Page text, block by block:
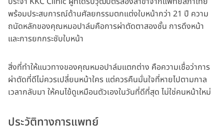
พร้อมประสบการณ์ด้านศัลยกรรมตกแต่งใบหน้ากว่า 21 ปี ความ
ถนัดหลักของคุณหมอปาล์มคือการผ่าตัดตาสองชั้น การดึงหน้า
และการยกกระชับใบหน้า
สิ่งที่ทำให้แนวทางของคุณหมอปาล์มแตกต่าง คือความเชื่อว่าการ
ผ่าตัดที่ดีไม่ควรเปลี่ยนหน้าใคร แต่ควรคืนมั่นใจที่หายไปตามกาล
เวลากลับมา ให้คนไข้ดูเหมือนตัวเองในวันที่ดีที่สุด ไม่ใช่คนหน้าใหม่
ประวัติทางการแพทย์